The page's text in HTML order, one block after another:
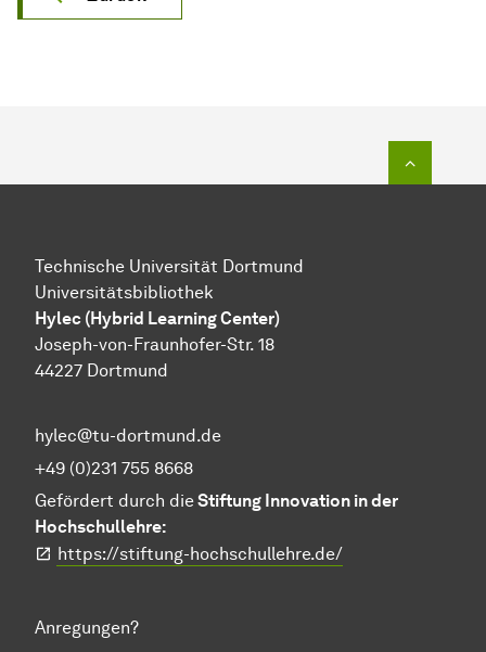
Technische Universität Dortmund
Universitätsbibliothek
Hylec (Hybrid Learning Center)
Joseph-von-Fraunhofer-Str. 18
44227 Dortmund
hylec@tu-dortmund.de
+49 (0)231 755 8668
Gefördert durch dieStiftung Innovation in der
Hochschullehre:
https://stiftung-hochschullehre.de/
Anregungen?